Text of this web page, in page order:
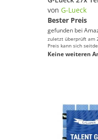
von G-Lueck
Bester Preis
gefunden bei
zuletzt überprüft am
Preis kann sich
Keine weiteren